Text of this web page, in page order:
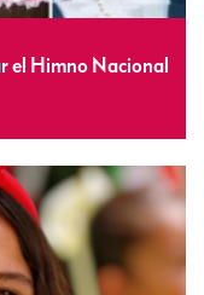
el Himno Nacional